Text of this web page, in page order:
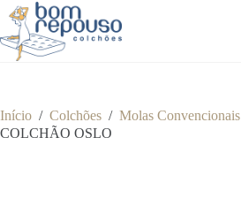
Pular
para
o
conteúdo
Início / Colchões / Molas Convencionais
COLCHÃO OSLO